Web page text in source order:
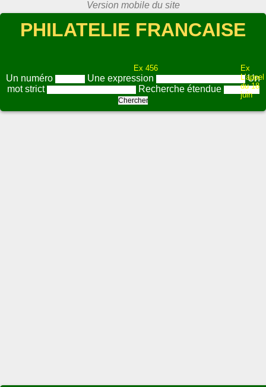
PHILATELIE FRANCAISE
Ex 456
Ex
L'appel
du 18
juin
Un numéro Une expression
Un
mot strict
Recherche étendue